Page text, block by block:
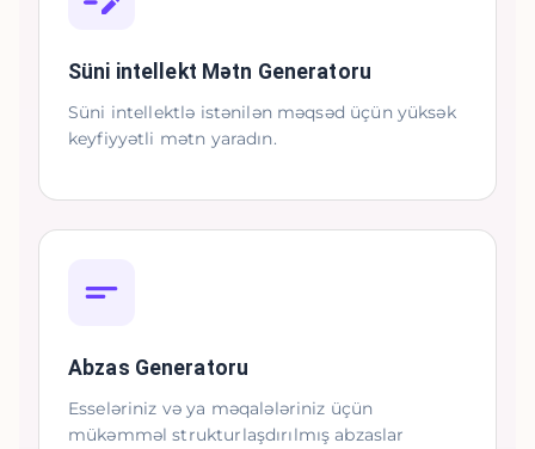
Süni intellekt Mətn Generatoru
Süni intellektlə istənilən məqsəd üçün yüksək
keyfiyyətli mətn yaradın.
Abzas Generatoru
Esseləriniz və ya məqalələriniz üçün
mükəmməl strukturlaşdırılmış abzaslar